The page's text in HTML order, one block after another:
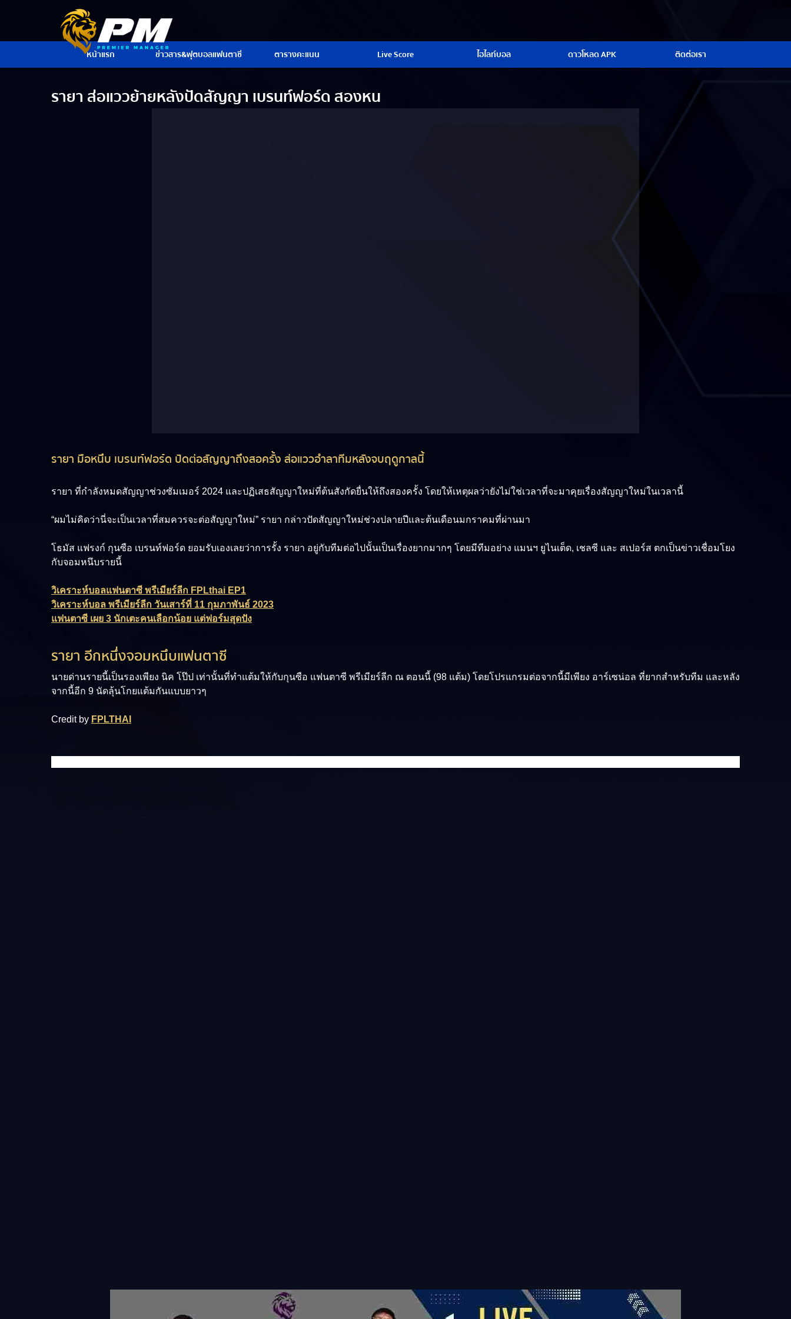
หน้าแรก ข่าวสาร&ฟุตบอลแฟนตาซี ตารางคะแนน Live Score ไฮไลท์บอล ดาวโหลด APK ติดต่อเรา
รายา ส่อแววย้ายหลังปัดสัญญา เบรนท์ฟอร์ด สองหน
รายา มือหนึบ เบรนท์ฟอร์ด ปัดต่อสัญญาถึงสอครั้ง ส่อแววอำลาทีมหลังจบฤดูกาลนี้
รายา ที่กำลังหมดสัญญาช่วงซัมเมอร์ 2024 และปฏิเสธสัญญาใหม่ที่ต้นสังกัดยื่นให้ถึงสองครั้ง โดยให้เหตุผลว่ายังไม่ใช่เวลาที่จะมาคุยเรื่องสัญญาใหม่ในเวลานี้
“ผมไม่คิดว่านี่จะเป็นเวลาที่สมควรจะต่อสัญญาใหม่” รายา กล่าวปัดสัญญาใหม่ช่วงปลายปีและต้นเดือนมกราคมที่ผ่านมา
โธมัส แฟรงก์ กุนซือ เบรนท์ฟอร์ด ยอมรับเองเลยว่าการรั้ง รายา อยู่กับทีมต่อไปนั้นเป็นเรื่องยากมากๆ โดยมีทีมอย่าง แมนฯ ยูไนเต็ด, เชลซี และ สเปอร์ส ตกเป็นข่าวเชื่อมโยง
กับจอมหนึบรายนี้
วิเคราะห์บอลแฟนตาซี พรีเมียร์ลีก FPLthai EP1
วิเคราะห์บอล พรีเมียร์ลีก วันเสาร์ที่ 11 กุมภาพันธ์ 2023
แฟนตาซี เผย 3 นักเตะคนเลือกน้อย แต่ฟอร์มสุดปัง
รายา อีกหนึ่งจอมหนึบแฟนตาซี
นายด่านรายนี้เป็นรองเพียง นิค โป๊ป เท่านั้นที่ทำแต้มให้กับกุนซือ แฟนตาซี พรีเมียร์ลีก ณ ตอนนี้ (98 แต้ม) โดยโปรแกรมต่อจากนี้มีเพียง อาร์เซน่อล ที่ยากสำหรับทีม และหลัง
จากนี้อีก 9 นัดลุ้นโกยแต้มกันแบบยาวๆ
Credit by FPLTHAI